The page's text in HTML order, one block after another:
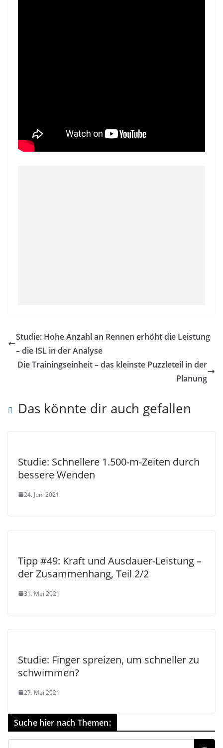
Studie: Hohe Anzahl an Rennen erhöht die Leistung
– die ISL in der Analyse
Die Trainingseinheit – das kleinste Puzzleteil in der
Planung
Das könnte dir auch gefallen
Studie: Schnellere 1.500-m-Zeiten durch
bessere Wenden
24. Juni 2021
Tipp #49: Kraft und Ausdauer-Leistung –
der Zusammenhang, Teil 2/2
31. Mai 2021
Studie: Finger spreizen, um schneller zu
schwimmen?
27. Mai 2021
Suche hier nach Themen: